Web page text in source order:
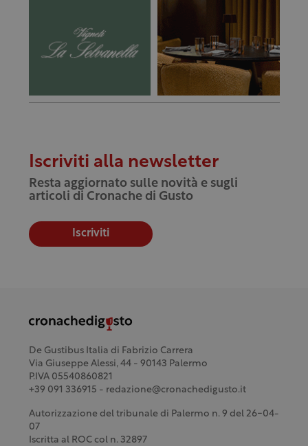
Iscriviti alla newsletter
Resta aggiornato sulle novità e sugli
articoli di Cronache di Gusto
Iscriviti
De Gustibus Italia di Fabrizio Carrera
Via Giuseppe Alessi, 44 - 90143 Palermo
P.IVA 05540860821
+39 091 336915 - redazione@cronachedigusto.it
Autorizzazione del tribunale di Palermo n. 9 del 26-04-
07
Iscritta al ROC col n. 32897